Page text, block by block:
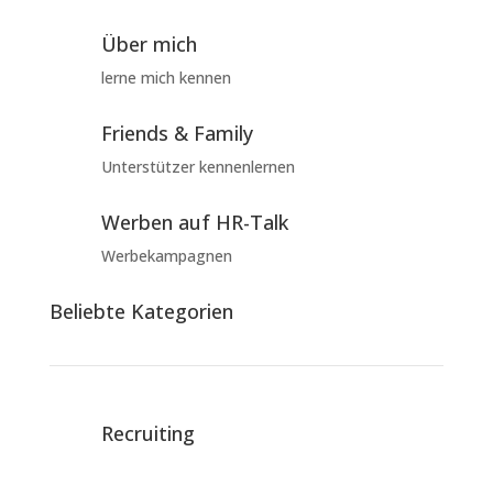
Über mich
lerne mich kennen
Friends & Family
Unterstützer kennenlernen
Werben auf HR-Talk
Werbekampagnen
Beliebte Kategorien
Recruiting